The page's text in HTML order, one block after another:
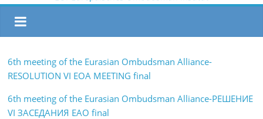
6th meeting of the Eurasian Ombudsman Alliance-
RESOLUTION VI EOA MEETING final
6th meeting of the Eurasian Ombudsman Alliance-РЕШЕНИЕ
VI ЗАСЕДАНИЯ ЕАО final